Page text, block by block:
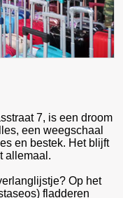
7, is een droom
een weegschaal
en bestek. Het blijft
allemaal.
Op het
fladderen